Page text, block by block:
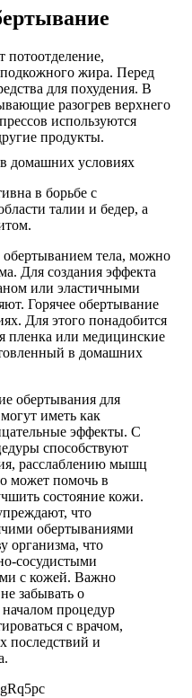
потоотделение,
жира. Перед
для похудения. В
разогрев верхнего
используются
продукты.
в борьбе с
талии и бедер, а
тела, можно
Для создания эффекта
или эластичными
Горячее обертывание
Для этого понадобится
пленка или медицинские
в домашних
обертывания для
иметь как
эффекты. С
способствуют
расслаблению мышц
может помочь в
состояние кожи.
что
обертываниями
организма, что
сосудистыми
с кожей. Важно
забывать о
процедур
с врачом,
последствий и